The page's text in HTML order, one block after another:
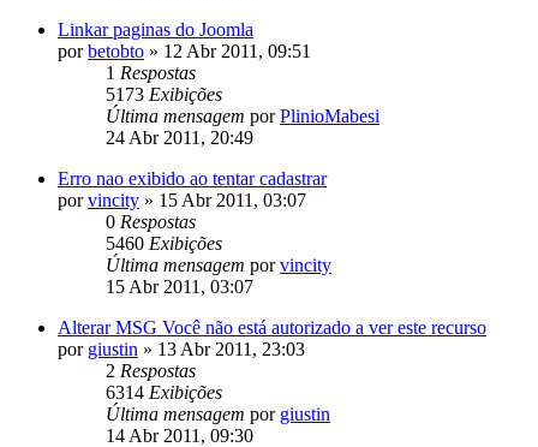
Linkar paginas do Joomla
porbetobto » 12 Abr 2011, 09:51
1 Respostas
5173 Exibições
Última mensagem porPlinioMabesi
24 Abr 2011, 20:49
Erro nao exibido ao tentar cadastrar
porvincity » 15 Abr 2011, 03:07
0 Respostas
5460 Exibições
Última mensagem porvincity
15 Abr 2011, 03:07
Alterar MSG Você não está autorizado a ver este recurso
por giustin » 13 Abr 2011, 23:03
2 Respostas
6314 Exibições
Última mensagem por giustin
14 Abr 2011, 09:30